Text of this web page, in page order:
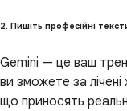
2. Пишіть професійні
Gemini — це ваш
ви зможете за
що приносять